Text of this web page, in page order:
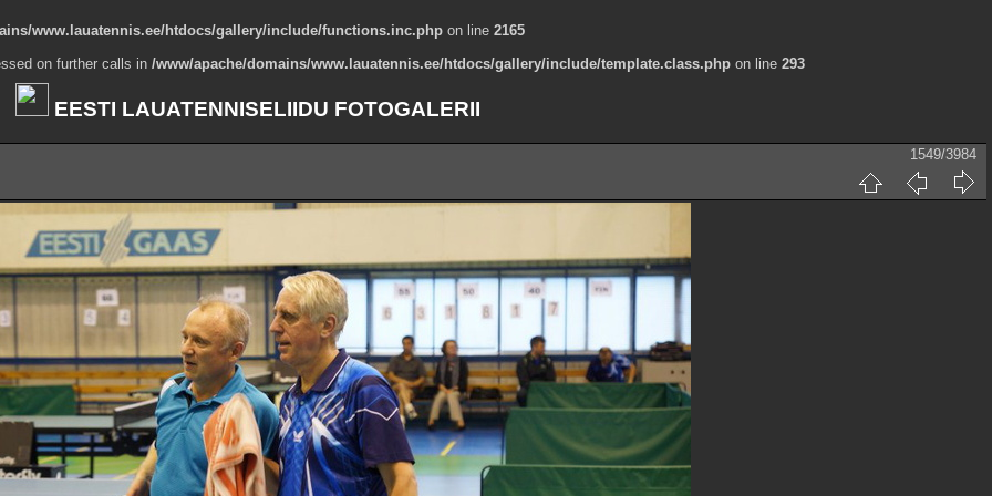
www.lauatennis.ee/htdocs/gallery/include/functions.inc.php on line 2165
on further calls in /www/apache/domains/www.lauatennis.ee/htdocs/gallery/include/template.class.php on line 293
EESTI LAUATENNISELIIDU FOTOGALERII
1549/3984